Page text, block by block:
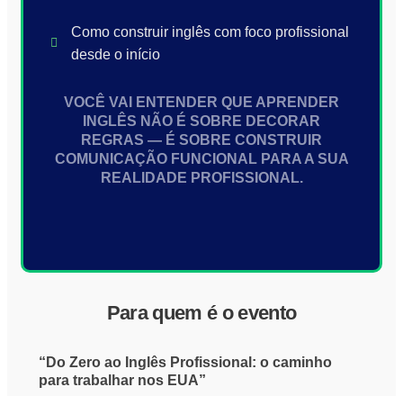
Para quem é o evento
“Do Zero ao Inglês Profissional: o caminho
para trabalhar nos EUA”
Como construir inglês com foco profissional
desde o início
VOCÊ VAI ENTENDER QUE APRENDER
INGLÊS NÃO É SOBRE DECORAR
REGRAS — É SOBRE CONSTRUIR
COMUNICAÇÃO FUNCIONAL PARA A SUA
REALIDADE PROFISSIONAL.